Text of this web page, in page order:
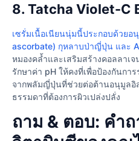
8. Tatcha Violet-C
เซรั่มเนื้อเนียนนุ่มนี้ประกอบด้วย
ascorbate) กุหลาบป่าญี่ปุ่น และ
หมองคล้ำและเสริมสร้างคอลลาเ
รักษาค่า pH ให้คงที่เพื่อป้องกันกา
จากพลัมญี่ปุ่นที่ช่วยต่อต้านอนุมูลอิ
ธรรมดาที่ต้องการผิวเปล่งปลั่ง
ถาม & ตอบ: คำถ